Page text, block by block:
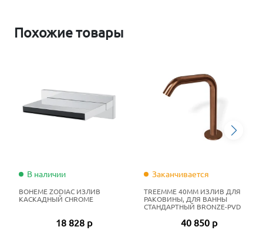
Похожие товары
В наличии
BOHEME ZODIAC ИЗЛИВ
КАСКАДНЫЙ CHROME
18 828 р
Заканчивается
TREEMME 40MM ИЗЛИВ ДЛЯ
РАКОВИНЫ, ДЛЯ ВАННЫ
СТАНДАРТНЫЙ BRONZE-PVD
40 850 р